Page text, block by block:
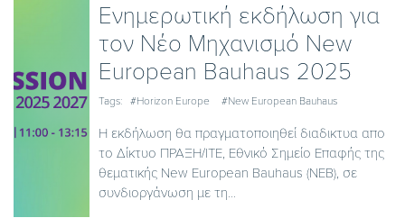
Ενημερωτική εκδήλωση για
τον Νέο Μηχανισμό New
European Bauhaus 2025
Tags: #Horizon Europe #New European Bauhaus
Η εκδήλωση θα πραγματοποιηθεί διαδικτυα απο
το Δίκτυο ΠΡΑΞΗ/ΙΤΕ, Εθνικό Σημείο Επαφής της
θεματικής New European Bauhaus (NEB), σε
συνδιοργάνωση με τη...